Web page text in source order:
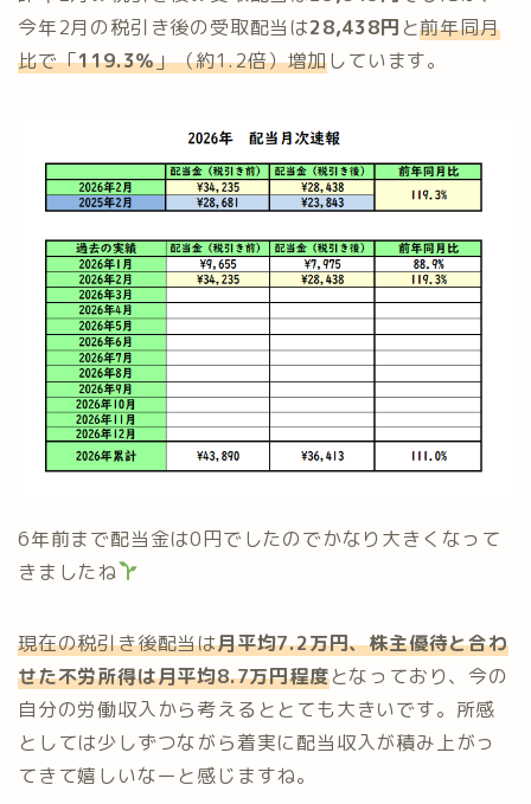
今年2月の税引き後の受取配当は28,438円 と前年同月
比で「119.3％」（約1.2倍）増加しています。
6年前まで配当金は0円でしたのでかなり大きくなって
きましたね
現在の税引き後配当は月平均7.2万円、株主優待と合わ
せた不労所得は月平均8.7万円程度となっており、今の
自分の労働収入から考えるととても大きいです。所感
としては少しずつながら着実に配当収入が積み上がっ
てきて嬉しいなーと感じますね。